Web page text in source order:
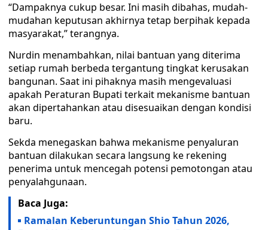
“Dampaknya cukup besar. Ini masih dibahas, mudah-
mudahan keputusan akhirnya tetap berpihak kepada
masyarakat,” terangnya.
Nurdin menambahkan, nilai bantuan yang diterima
setiap rumah berbeda tergantung tingkat kerusakan
bangunan. Saat ini pihaknya masih mengevaluasi
apakah Peraturan Bupati terkait mekanisme bantuan
akan dipertahankan atau disesuaikan dengan kondisi
baru.
Sekda menegaskan bahwa mekanisme penyaluran
bantuan dilakukan secara langsung ke rekening
penerima untuk mencegah potensi pemotongan atau
penyalahgunaan.
Baca Juga:
Ramalan Keberuntungan Shio Tahun 2026,